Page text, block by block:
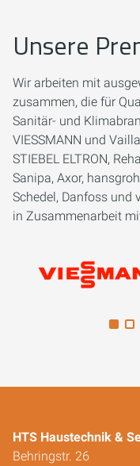
Unsere
Wir arbeiten mit
zusammen, die für
Sanitär- und
VIESSMANN und
STIEBEL ELTRON,
Sanipa, Axor,
Schedel, Danfoss und
in Zusammenarbeit
HTS Haustechnik &
Behringstr. 26